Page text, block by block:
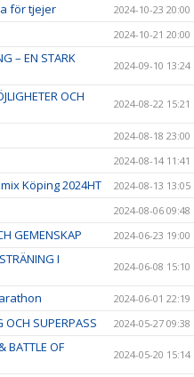
för tjejer 2024-10-23 20:00
2024-10-21 20:00
– EN STARK
2024-09-10 13:24
OCH
2024-08-22 15:21
2024-08-18 23:00
2024-08-14 11:41
Köping 2024HT 2024-08-13 13:05
2024-08-06 09:48
GEMENSKAP 2024-06-23 19:00
I
2024-06-08 15:10
2024-06-01 22:19
OCH SUPERPASS 2024-05-27 09:38
BATTLE OF
2024-05-20 15:14